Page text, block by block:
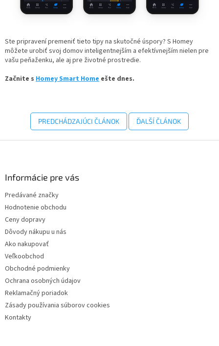
Ste pripravení premeniť tieto tipy na skutočné úspory? S Homey
môžete urobiť svoj domov inteligentnejším a efektívnejším nielen pre
vašu peňaženku, ale aj pre životné prostredie.
Začnite s Homey Smart Home ešte dnes.
PREDCHÁDZAJÚCI ČLÁNOK ĎALŠÍ ČLÁNOK
Informácie pre vás
Predávané značky
Hodnotenie obchodu
Ceny dopravy
Dôvody nákupu u nás
Ako nakupovať
Veľkoobchod
Obchodné podmienky
Ochrana osobných údajov
Reklamačný poriadok
Zásady používania súborov cookies
Kontakty